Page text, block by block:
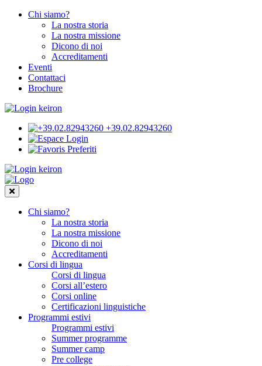
Chi siamo?
La nostra storia
La nostra missione
Dicono di noi
Accreditamenti
Eventi
Contattaci
Brochure
+39.02.82943260
Login
Preferiti
Chi siamo?
La nostra storia
La nostra missione
Dicono di noi
Accreditamenti
Corsi di lingua
Corsi di lingua
Corsi all’estero
Corsi online
Certificazioni linguistiche
Programmi estivi
Programmi estivi
Summer programme
Summer camp
Pre college